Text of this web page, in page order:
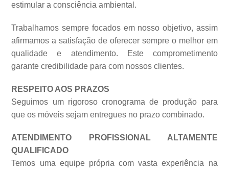
estimular a consciência ambiental.
Trabalhamos sempre focados em nosso objetivo, assim
afirmamos a satisfação de oferecer sempre o melhor em
qualidade e atendimento. Este comprometimento
garante credibilidade para com nossos clientes.
RESPEITO AOS PRAZOS
Seguimos um rigoroso cronograma de produção para
que os móveis sejam entregues no prazo combinado.
ATENDIMENTO PROFISSIONAL ALTAMENTE
QUALIFICADO
Temos uma equipe própria com vasta experiência na